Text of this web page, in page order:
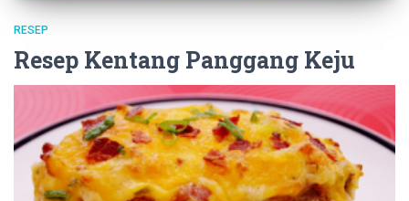
RESEP
Resep Kentang Panggang Keju